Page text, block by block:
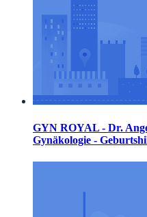
GYN ROYAL - Dr.
Gynäkologie -